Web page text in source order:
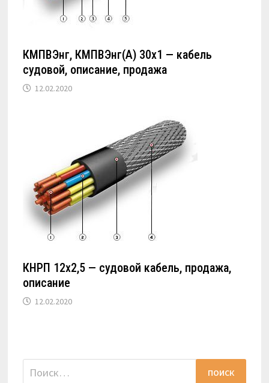
КМПВЭнг, КМПВЭнг(А) 30х1 — кабель
судовой, описание, продажа
12.02.2020
КНРП 12х2,5 — судовой кабель, продажа,
описание
12.02.2020
Найти: